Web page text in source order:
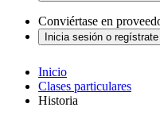
Conviértase en
Inicia sesión o regístrate
Inicio
Clases particulares
Historia